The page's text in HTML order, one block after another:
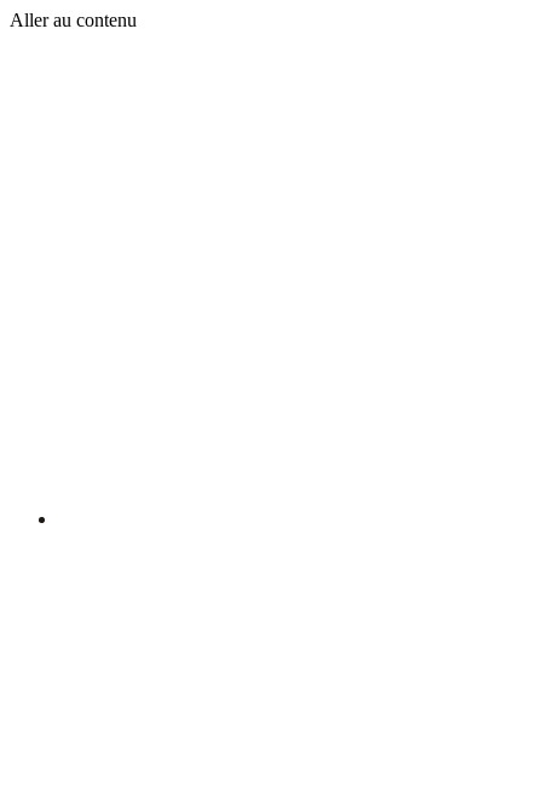
Aller au contenu